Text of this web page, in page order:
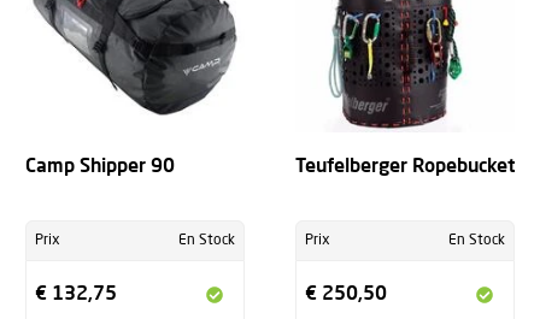
Camp Shipper 90
Prix En Stock
€ 132,75
Teufelberger Ropebucket
Prix En Stock
€ 250,50